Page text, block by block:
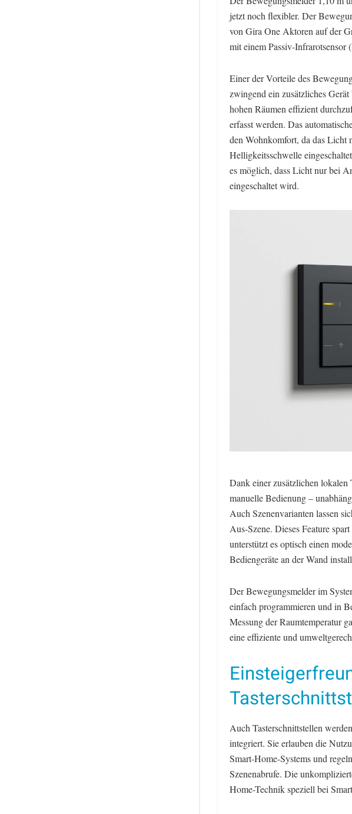
jetzt noch flexibler. Der
von Gira One Aktoren auf der
mit einem Passiv-Infrarotsensor
Einer der Vorteile des
zwingend ein zusätzliches
hohen Räumen effizient
erfasst werden. Das
den Wohnkomfort, da das Licht
Helligkeitsschwelle
es möglich, dass Licht nur bei
eingeschaltet wird.
Dank einer zusätzlichen lokalen
manuelle Bedienung –
Auch Szenenvarianten lassen
Aus-Szene. Dieses Feature
unterstützt es optisch einen
Bediengeräte an der Wand
Der Bewegungsmelder im
einfach programmieren und in
Messung der Raumtemperatur
eine effiziente und
Auch Tasterschnittstellen
integriert. Sie erlauben die
Smart-Home-Systems und
Szenenabrufe. Die
Home-Technik speziell bei